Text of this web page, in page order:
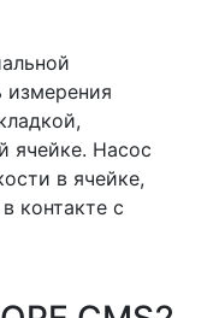
измерения
ячейке. Насос
в ячейке,
контакте с